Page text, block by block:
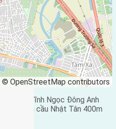
© OpenStreetMap contributors
Vĩnh Ngọc Đông Anh
cách cầu Nhật Tân 400m